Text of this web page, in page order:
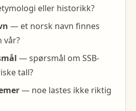
eller historikk?
— et norsk navn finnes
vår?
— spørsmål om SSB-
tall?
— noe lastes ikke riktig